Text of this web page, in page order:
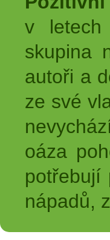
v letech
skupina
autoři a
ze své
oáza
potřebují
nápadů,